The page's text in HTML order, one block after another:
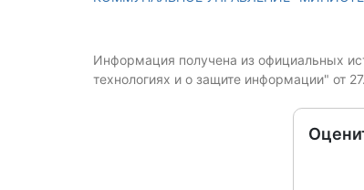
Информация получена из официальных
технологиях и о защите информации" от